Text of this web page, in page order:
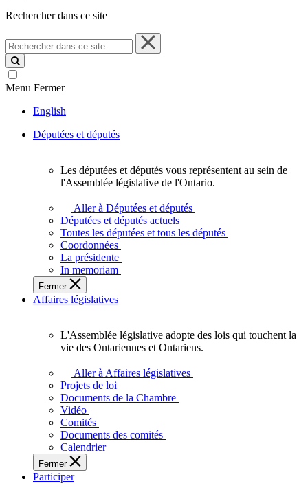
Rechercher dans ce site
Rechercher
dans
ce
site
Menu Fermer
English
Députées et députés
députés
vous
représentent
sein
de
l'Assemblée
législative
l'Ontario.
Les députées et députés vous représentent au sein de
l'Assemblée législative de l'Ontario.
Aller à Députées et députés
Députées et députés actuels
Toutes les députées et tous les députés
Coordonnées
La présidente
In memoriam
Fermer
Affaires législatives
L'Assemblée
adopte
touchent
des
Ontariennes
et
L'Assemblée législative adopte des lois qui touchent la
vie des Ontariennes et Ontariens.
Aller à Affaires législatives
Projets de loi
Documents de la Chambre
Vidéo
Comités
Documents des comités
Calendrier
Fermer
Participer